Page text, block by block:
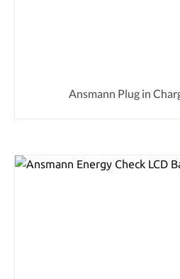
Ansmann Plug in